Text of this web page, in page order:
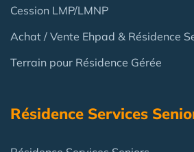
Cession LMP/LMNP
Achat / Vente Ehpad & Résidence
Terrain pour Résidence Gérée
Résidence Services